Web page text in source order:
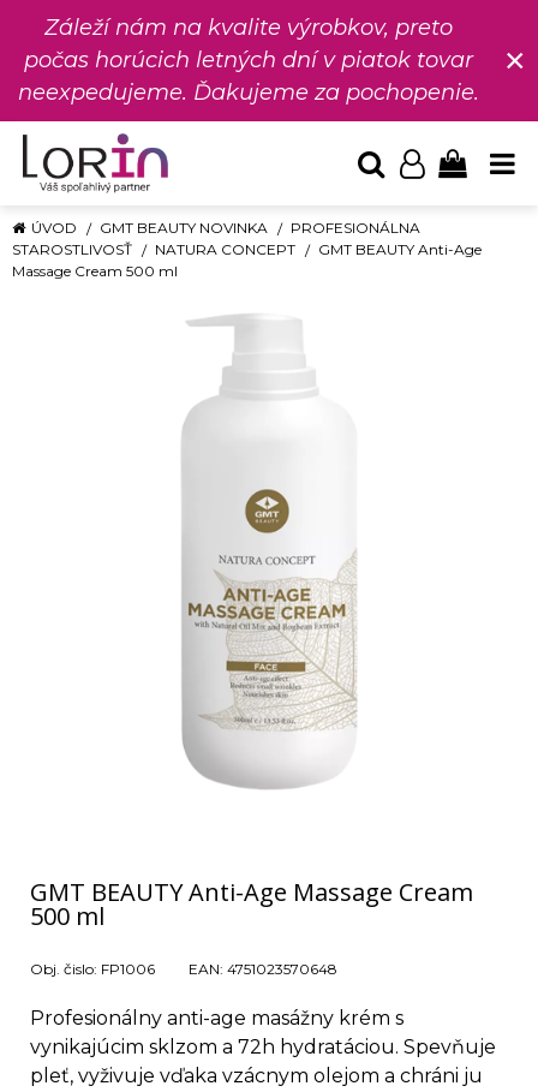
Záleží nám na kvalite výrobkov, preto
počas horúcich letných dní v piatok tovar
neexpedujeme. Ďakujeme za pochopenie.
×
ÚVOD GMT BEAUTY NOVINKA
PROFESIONÁLNA
STAROSTLIVOSŤ
NATURA CONCEPT
GMT BEAUTY Anti-Age
Massage Cream 500 ml
GMT BEAUTY Anti-Age Massage Cream
500 ml
Obj. čislo: FP1006 EAN: 4751023570648
Profesionálny anti-age masážny krém s
vynikajúcim sklzom a 72h hydratáciou. Spevňuje
pleť, vyživuje vďaka vzácnym olejom a chráni ju